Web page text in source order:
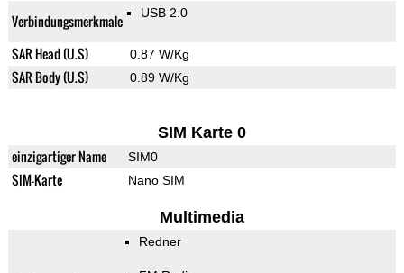
Verbindungsmerkmale USB 2.0
SAR Head (U.S) 0.87 W/Kg
SAR Body (U.S) 0.89 W/Kg
SIM Karte 0
einzigartiger Name SIM0
SIM-Karte Nano SIM
Multimedia
Redner